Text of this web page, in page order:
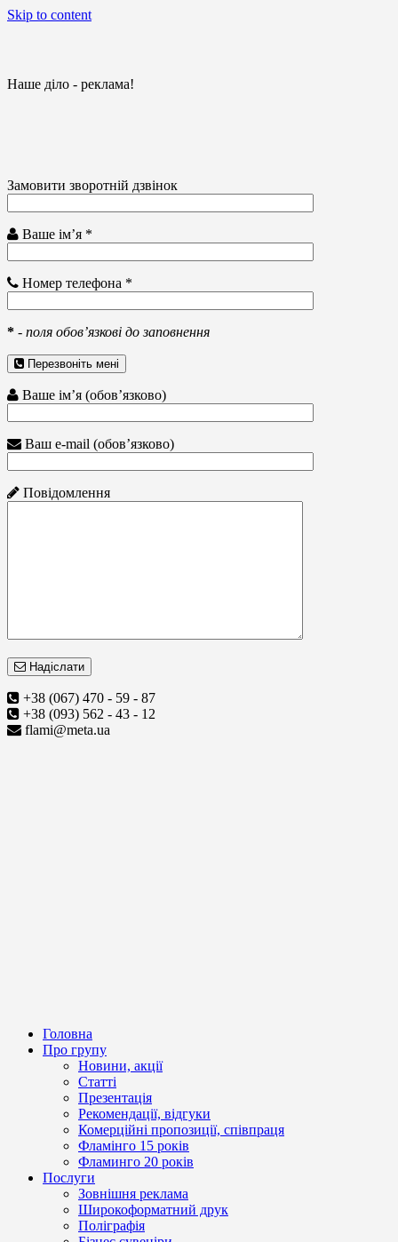
Skip to content
Наше діло - реклама!
Замовити зворотній дзвінок
Ваше ім’я *
Номер телефона *
* - поля обов’язкові до заповнення
Перезвоніть мені
Ваше ім’я (обов’язково)
Ваш e-mail (обов’язково)
Повідомлення
Надіслати
+38 (067) 470 - 59 - 87
+38 (093) 562 - 43 - 12
flami@meta.ua
Головна
Про групу
Новини, акції
Статті
Презентація
Рекомендації, відгуки
Комерційні пропозиції, співпраця
Фламінго 15 років
Фламинго 20 років
Послуги
Зовнішня реклама
Широкоформатний друк
Поліграфія